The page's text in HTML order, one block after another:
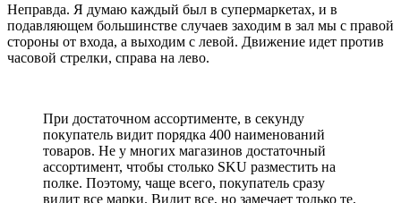
Неправда. Я думаю каждый был в супермаркетах, и в
подавляющем большинстве случаев заходим в зал мы с правой
стороны от входа, а выходим с левой. Движение идет против
часовой стрелки, справа на лево.
При достаточном ассортименте, в секунду
покупатель видит порядка 400 наименований
товаров. Не у многих магазинов достаточный
ассортимент, чтобы столько SKU разместить на
полке. Поэтому, чаще всего, покупатель сразу
видит все марки. Видит все, но замечает только те,